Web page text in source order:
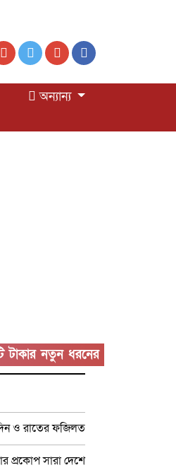
অন্যান্য
নতুন ধরনের ‘কুশ’ মাদকসহ আটক
ও রাতের ফজিলত
প্রকোপ সারা দেশে